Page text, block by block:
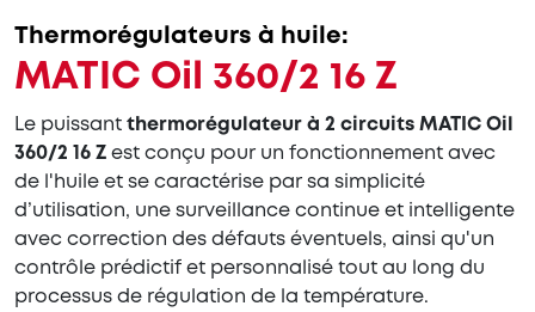
Thermorégulateurs à huile:
MATIC Oil 360/2 16 Z
Le puissant thermorégulateur à 2 circuits MATIC Oil
360/2 16 Z est conçu pour un fonctionnement avec
de l'huile et se caractérise par sa simplicité
d’utilisation, une surveillance continue et intelligente
avec correction des défauts éventuels, ainsi qu'un
contrôle prédictif et personnalisé tout au long du
processus de régulation de la température.